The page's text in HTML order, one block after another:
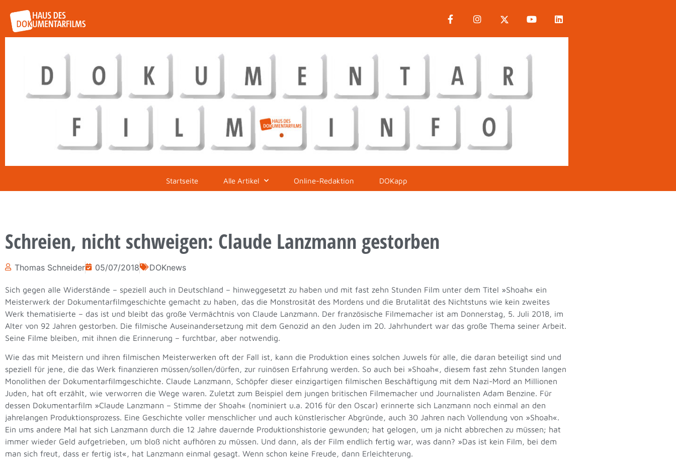
Startseite Alle Artikel Online-Redaktion DOKapp
Schreien, nicht schweigen: Claude Lanzmann gestorben
Thomas Schneider 05/07/2018 DOKnews
Sich gegen alle Widerstände – speziell auch in Deutschland – hinweggesetzt zu haben und mit fast zehn Stunden Film unter dem Titel »Shoah« ein
Meisterwerk der Dokumentarfilmgeschichte gemacht zu haben, das die Monstrosität des Mordens und die Brutalität des Nichtstuns wie kein zweites
Werk thematisierte – das ist und bleibt das große Vermächtnis von Claude Lanzmann. Der französische Filmemacher ist am Donnerstag, 5. Juli 2018, im
Alter von 92 Jahren gestorben. Die filmische Auseinandersetzung mit dem Genozid an den Juden im 20. Jahrhundert war das große Thema seiner Arbeit.
Seine Filme bleiben, mit ihnen die Erinnerung – furchtbar, aber notwendig.
Wie das mit Meistern und ihren filmischen Meisterwerken oft der Fall ist, kann die Produktion eines solchen Juwels für alle, die daran beteiligt sind und
speziell für jene, die das Werk finanzieren müssen/sollen/dürfen, zur ruinösen Erfahrung werden. So auch bei »Shoah«, diesem fast zehn Stunden langen
Monolithen der Dokumentarfilmgeschichte. Claude Lanzmann, Schöpfer dieser einzigartigen filmischen Beschäftigung mit dem Nazi-Mord an Millionen
Juden, hat oft erzählt, wie verworren die Wege waren. Zuletzt zum Beispiel dem jungen britischen Filmemacher und Journalisten Adam Benzine. Für
dessen Dokumentarfilm »Claude Lanzmann – Stimme der Shoah« (nominiert u.a. 2016 für den Oscar) erinnerte sich Lanzmann noch einmal an den
jahrelangen Produktionsprozess. Eine Geschichte voller menschlicher und auch künstlerischer Abgründe, auch 30 Jahren nach Vollendung von »Shoah«.
Ein ums andere Mal hat sich Lanzmann durch die 12 Jahre dauernde Produktionshistorie gewunden; hat gelogen, um ja nicht abbrechen zu müssen; hat
immer wieder Geld aufgetrieben, um bloß nicht aufhören zu müssen. Und dann, als der Film endlich fertig war, was dann? »Das ist kein Film, bei dem
man sich freut, dass er fertig ist«, hat Lanzmann einmal gesagt. Wenn schon keine Freude, dann Erleichterung.